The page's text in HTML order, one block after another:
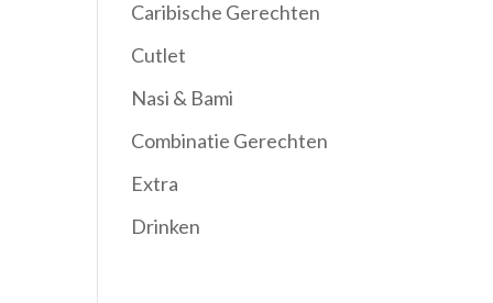
Caribische Gerechten
Cutlet
Nasi & Bami
Combinatie Gerechten
Extra
Drinken